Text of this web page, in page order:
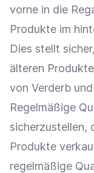
vorne in die
Produkte im
Dies stellt
älteren
von Verderb
Regelmäßige
sicherzustellen,
Produkte
regelmäßige